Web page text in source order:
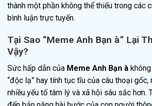
thành một phần không thể thiếu trong các
bình luận trực tuyến.
Tại Sao “Meme Anh Bạn à” Lại
Vậy?
Sức hấp dẫn của Meme Anh Bạn à
“độc lạ” hay tính tục tĩu của câu thoại gốc,
nhiều yếu tố tâm lý và xã hội sâu sắc hơn.